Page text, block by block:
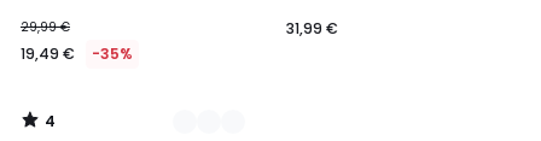
29,99 €
19,49 € -35%
4
/
31,99 €